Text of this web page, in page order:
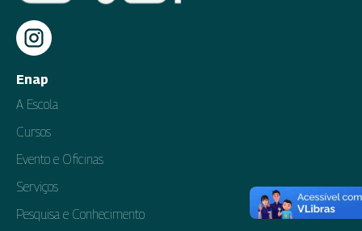
Enap
A Escola
Cursos
Evento e Oficinas
Serviços
Pesquisa e Conhecimento